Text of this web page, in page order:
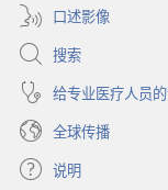
口述影像
搜索
给专业医疗人员
全球传播
说明